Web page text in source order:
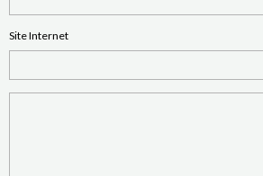
Site Internet